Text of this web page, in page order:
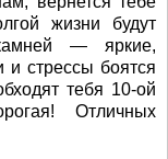
жизни будут
— яркие,
и стрессы боятся
тебя 10-ой
Отличных